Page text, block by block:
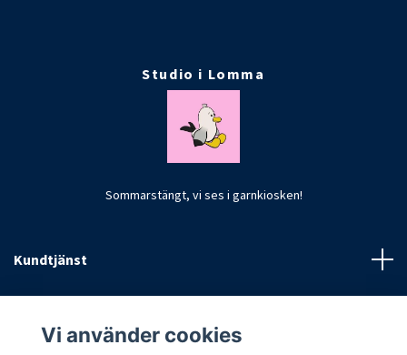
Studio i Lomma
Sommarstängt, vi ses i garnkiosken!
Kundtjänst
Vi använder cookies